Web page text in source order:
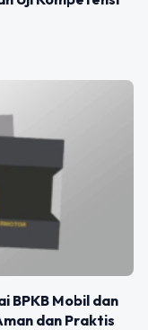
BPKB Mobil dan
dan Praktis